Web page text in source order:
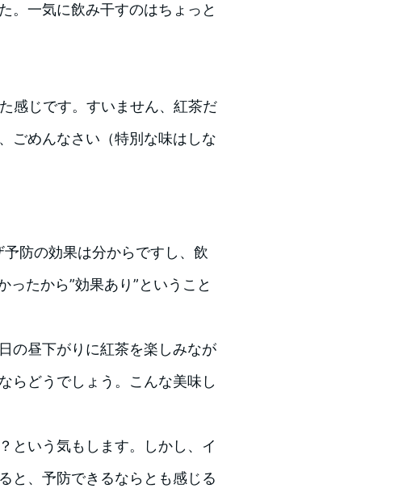
。一気に飲み干すのはちょっと
感じです。すいません、紅茶だ
ごめんなさい（特別な味はしな
防の効果は分からですし、飲
たから”効果あり”ということ
の昼下がりに紅茶を楽しみなが
らどうでしょう。こんな美味し
という気もします。しかし、イ
と、予防できるならとも感じる